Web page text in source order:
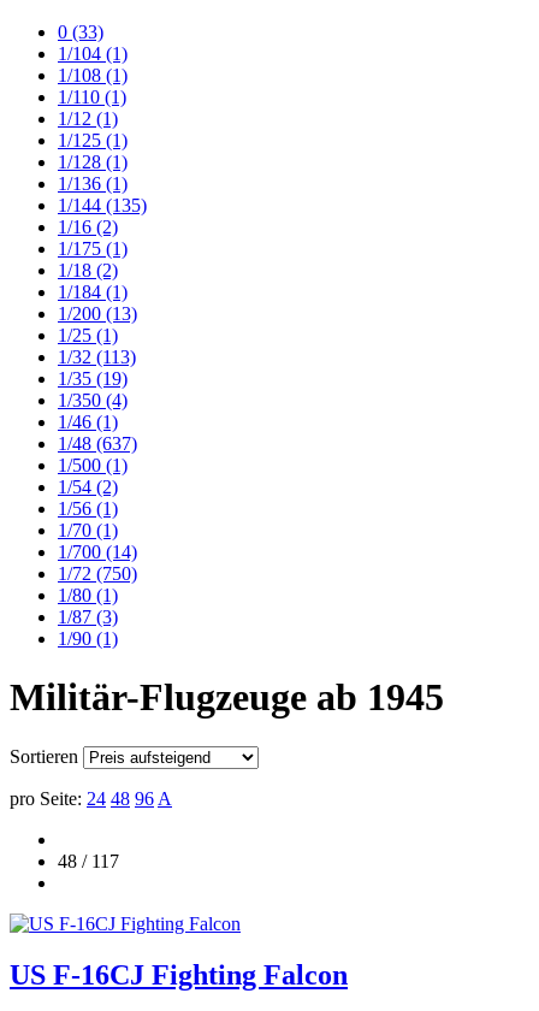
0 (33)
1/104 (1)
1/108 (1)
1/110 (1)
1/12 (1)
1/125 (1)
1/128 (1)
1/136 (1)
1/144 (135)
1/16 (2)
1/175 (1)
1/18 (2)
1/184 (1)
1/200 (13)
1/25 (1)
1/32 (113)
1/35 (19)
1/350 (4)
1/46 (1)
1/48 (637)
1/500 (1)
1/54 (2)
1/56 (1)
1/70 (1)
1/700 (14)
1/72 (750)
1/80 (1)
1/87 (3)
1/90 (1)
Militär-Flugzeuge ab 1945
Sortieren
pro Seite: 24 48 96 A
48 / 117
US F-16CJ Fighting Falcon